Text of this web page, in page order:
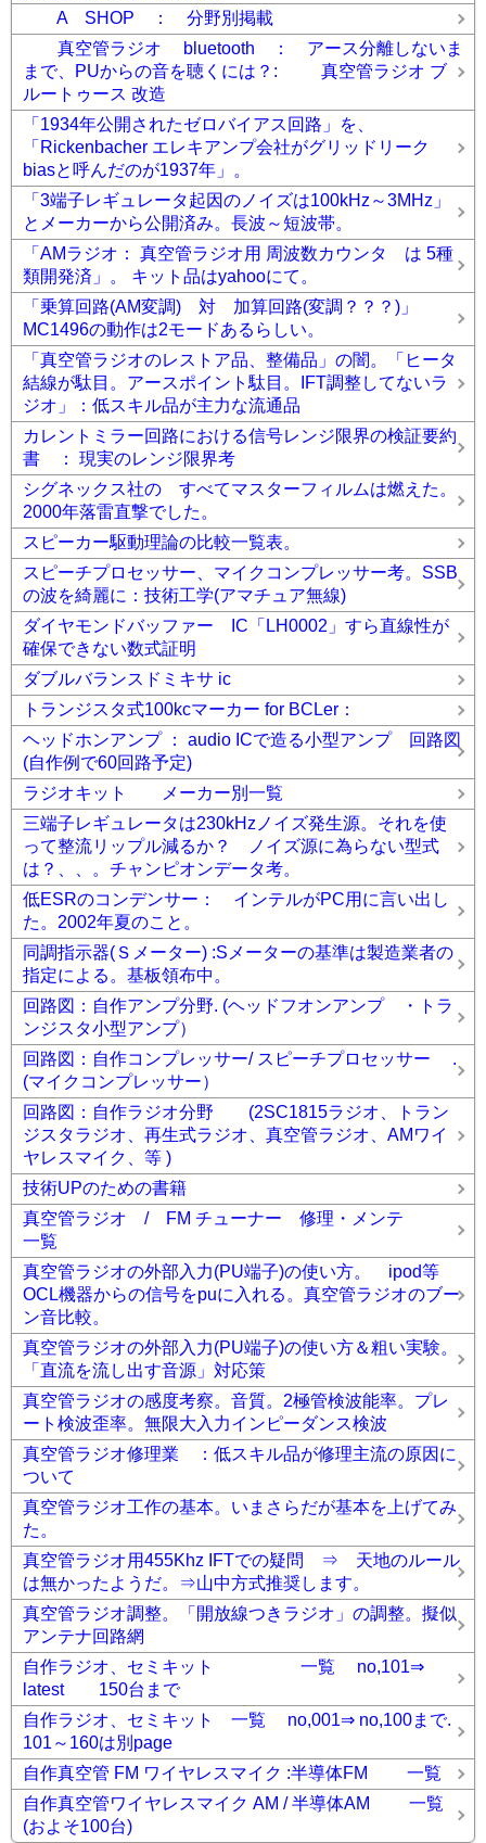
A SHOP ： 分野別掲載
真空管ラジオ bluetooth ： アース分離しないま
まで、PUからの音を聴くには？: 真空管ラジオ ブ
ルートゥース 改造
「1934年公開されたゼロバイアス回路」を、
「Rickenbacher エレキアンプ会社がグリッドリーク
biasと呼んだのが1937年」。
「3端子レギュレータ起因のノイズは100kHz～3MHz」
とメーカーから公開済み。長波～短波帯。
「AMラジオ： 真空管ラジオ用 周波数カウンタ は 5種
類開発済」。 キット品はyahooにて。
「乗算回路(AM変調) 対 加算回路(変調？？？)」
MC1496の動作は2モードあるらしい。
「真空管ラジオのレストア品、整備品」の闇。「ヒータ
結線が駄目。アースポイント駄目。IFT調整してないラ
ジオ」：低スキル品が主力な流通品
カレントミラー回路における信号レンジ限界の検証要約
書 ： 現実のレンジ限界考
シグネックス社の すべてマスターフィルムは燃えた。
2000年落雷直撃でした。
スピーカー駆動理論の比較一覧表。
スピーチプロセッサー、マイクコンプレッサー考。SSB
の波を綺麗に：技術工学(アマチュア無線)
ダイヤモンドバッファー IC「LH0002」すら直線性が
確保できない数式証明
ダブルバランスドミキサ ic
トランジスタ式100kcマーカー for BCLer：
ヘッドホンアンプ ： audio ICで造る小型アンプ 回路図
(自作例で60回路予定)
ラジオキット メーカー別一覧
三端子レギュレータは230kHzノイズ発生源。それを使
って整流リップル減るか？ ノイズ源に為らない型式
は？、、。チャンピオンデータ考。
低ESRのコンデンサー： インテルがPC用に言い出し
た。2002年夏のこと。
同調指示器(Ｓメーター) :Sメーターの基準は製造業者の
指定による。基板領布中。
回路図：自作アンプ分野. (ヘッドフオンアンプ ・トラ
ンジスタ小型アンプ）
回路図：自作コンプレッサー/ スピーチプロセッサー .
(マイクコンプレッサー）
回路図：自作ラジオ分野 (2SC1815ラジオ、トラン
ジスタラジオ、再生式ラジオ、真空管ラジオ、AMワイ
ヤレスマイク、等 )
技術UPのための書籍
真空管ラジオ / FM チューナー 修理・メンテ
一覧
真空管ラジオの外部入力(PU端子)の使い方。 ipod等
OCL機器からの信号をpuに入れる。真空管ラジオのブー
ン音比較。
真空管ラジオの外部入力(PU端子)の使い方＆粗い実験。
「直流を流し出す音源」対応策
真空管ラジオの感度考察。音質。2極管検波能率。プレ
ート検波歪率。無限大入力インピーダンス検波
真空管ラジオ修理業 ：低スキル品が修理主流の原因に
ついて
真空管ラジオ工作の基本。いまさらだが基本を上げてみ
た。
真空管ラジオ用455Khz IFTでの疑問 ⇒ 天地のルール
は無かったようだ。⇒山中方式推奨します。
真空管ラジオ調整。「開放線つきラジオ」の調整。擬似
アンテナ回路網
自作ラジオ、セミキット 一覧 no,101⇒
latest 150台まで
自作ラジオ、セミキット 一覧 no,001⇒ no,100まで.
101～160は別page
自作真空管 FM ワイヤレスマイク :半導体FM 一覧
自作真空管ワイヤレスマイク AM / 半導体AM 一覧
(およそ100台)